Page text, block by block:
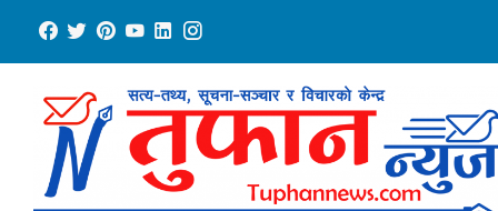
content